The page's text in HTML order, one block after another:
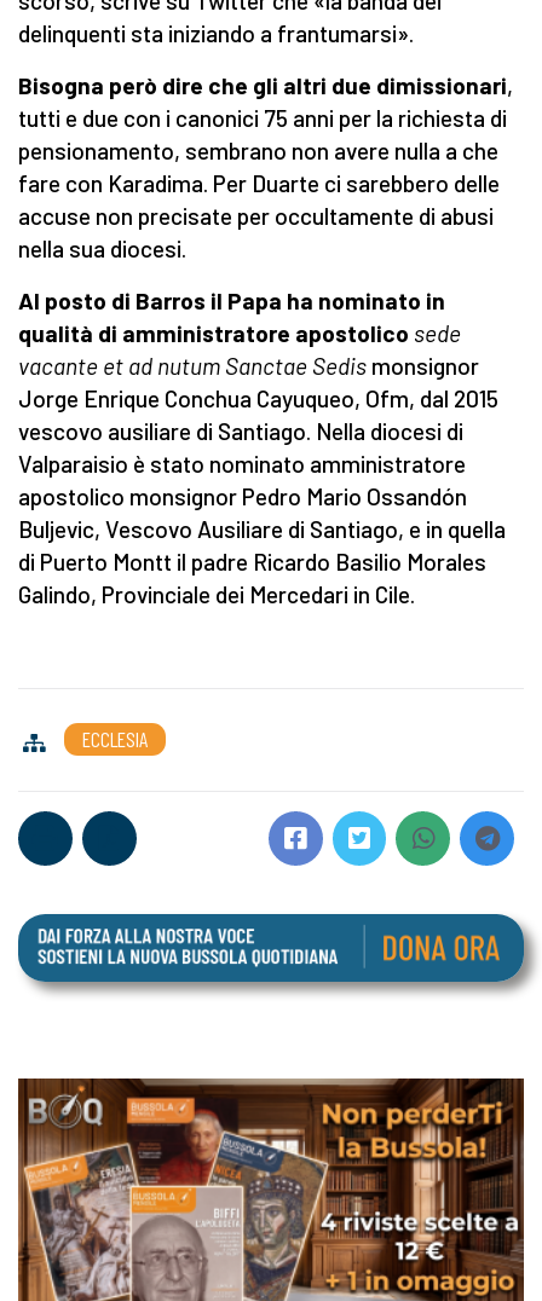
delinquenti sta iniziando a frantumarsi».
Bisogna però dire che gli altri due dimissionari,
tutti e due con i canonici 75 anni per la richiesta di
pensionamento, sembrano non avere nulla a che
fare con Karadima. Per Duarte ci sarebbero delle
accuse non precisate per occultamente di abusi
nella sua diocesi.
Al posto di Barros il Papa ha nominato in
qualità di amministratore apostolico sede
vacante et ad nutum Sanctae Sedis monsignor
Jorge Enrique Conchua Cayuqueo, Ofm, dal 2015
vescovo ausiliare di Santiago. Nella diocesi di
Valparaisio è stato nominato amministratore
apostolico monsignor Pedro Mario Ossandón
Buljevic, Vescovo Ausiliare di Santiago, e in quella
di Puerto Montt il padre Ricardo Basilio Morales
Galindo, Provinciale dei Mercedari in Cile.
ECCLESIA